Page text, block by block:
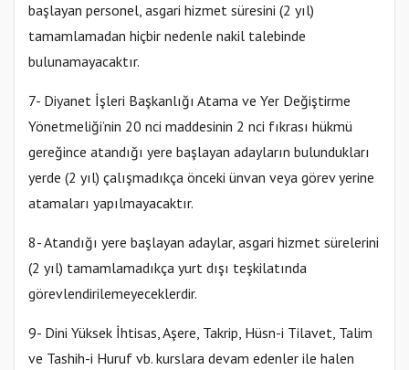
başlayan personel, asgari hizmet süresini (2 yıl)
tamamlamadan hiçbir nedenle nakil talebinde
bulunamayacaktır.
7- Diyanet İşleri Başkanlığı Atama ve Yer Değiştirme
Yönetmeliği’nin 20 nci maddesinin 2 nci fıkrası hükmü
gereğince atandığı yere başlayan adayların bulundukları
yerde (2 yıl) çalışmadıkça önceki ünvan veya görev yerine
atamaları yapılmayacaktır.
8- Atandığı yere başlayan adaylar, asgari hizmet sürelerini
(2 yıl) tamamlamadıkça yurt dışı teşkilatında
görevlendirilemeyeceklerdir.
9- Dini Yüksek İhtisas, Aşere, Takrip, Hüsn-i Tilavet, Talim
ve Tashih-i Huruf vb. kurslara devam edenler ile halen